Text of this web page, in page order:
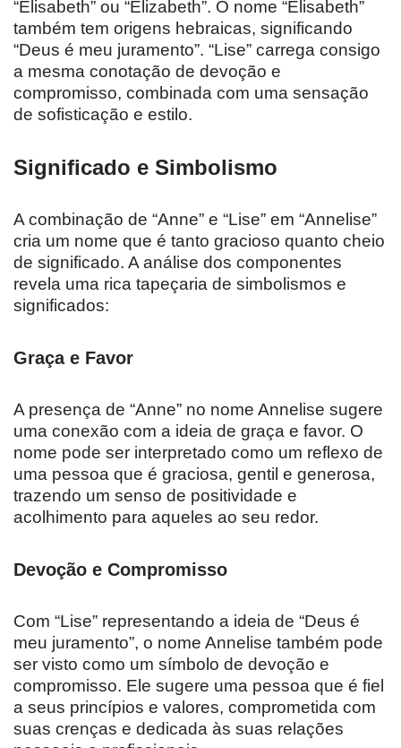
“Elisabeth” ou “Elizabeth”. O nome “Elisabeth”
também tem origens hebraicas, significando
“Deus é meu juramento”. “Lise” carrega consigo
a mesma conotação de devoção e
compromisso, combinada com uma sensação
de sofisticação e estilo.
Significado e Simbolismo
A combinação de “Anne” e “Lise” em “Annelise”
cria um nome que é tanto gracioso quanto cheio
de significado. A análise dos componentes
revela uma rica tapeçaria de simbolismos e
significados:
Graça e Favor
A presença de “Anne” no nome Annelise sugere
uma conexão com a ideia de graça e favor. O
nome pode ser interpretado como um reflexo de
uma pessoa que é graciosa, gentil e generosa,
trazendo um senso de positividade e
acolhimento para aqueles ao seu redor.
Devoção e Compromisso
Com “Lise” representando a ideia de “Deus é
meu juramento”, o nome Annelise também pode
ser visto como um símbolo de devoção e
compromisso. Ele sugere uma pessoa que é fiel
a seus princípios e valores, comprometida com
suas crenças e dedicada às suas relações